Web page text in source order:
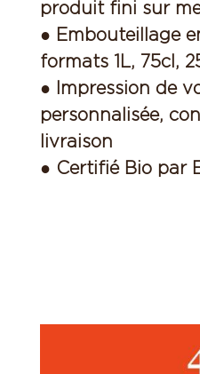
produit fini sur
● Embouteillage
formats 1L, 75cl,
● Impression de
personnalisée,
livraison
● Certifié Bio par